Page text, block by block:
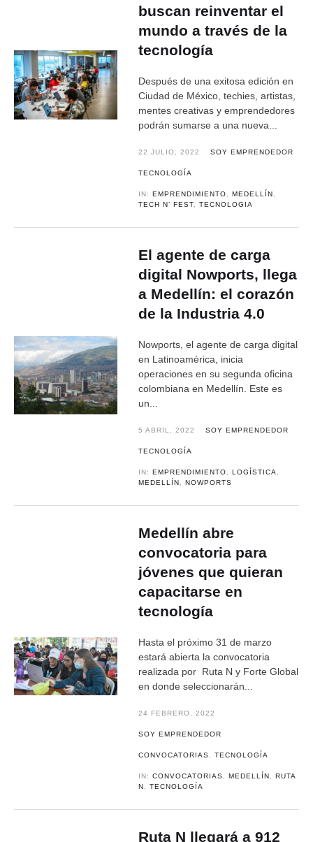
buscan reinventar el
mundo a través de la
tecnología
Después de una exitosa edición en
Ciudad de México, techies, artistas,
mentes creativas y emprendedores
podrán sumarse a una nueva...
22 JULIO, 2022 SOY EMPRENDEDOR
TECNOLOGÍA
IN:EMPRENDIMIENTO ,MEDELLÍN
TECH N’ FEST ,TECNOLOGIA
El agente de carga
digital Nowports, llega
a Medellín: el corazón
de la Industria 4.0
Nowports, el agente de carga digital
en Latinoamérica, inicia
operaciones en su segunda oficina
colombiana en Medellín. Este es
un...
5 ABRIL, 2022 SOY EMPRENDEDOR
TECNOLOGÍA
IN:EMPRENDIMIENTO ,LOGÍSTICA
MEDELLÍN
,NOWPORTS
Medellín abre
convocatoria para
jóvenes que quieran
capacitarse en
tecnología
Hasta el próximo 31 de marzo
estará abierta la convocatoria
realizada por Ruta N y Forte Global
en donde seleccionarán...
24 FEBRERO, 2022
SOY EMPRENDEDOR
CONVOCATORIAS ,TECNOLOGÍA
IN:CONVOCATORIAS ,MEDELLÍN ,RUTA
N
,TECNOLOGÍA
Ruta N llegará a 912